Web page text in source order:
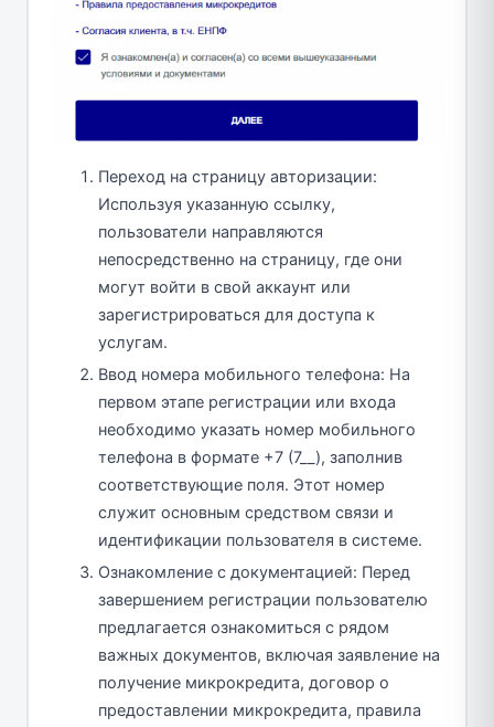
Переход на страницу авторизации:
Используя указанную ссылку,
пользователи направляются
непосредственно на страницу, где они
могут войти в свой аккаунт или
зарегистрироваться для доступа к
услугам.
Ввод номера мобильного телефона: На
первом этапе регистрации или входа
необходимо указать номер мобильного
телефона в формате +7 (7__), заполнив
соответствующие поля. Этот номер
служит основным средством связи и
идентификации пользователя в системе.
Ознакомление с документацией: Перед
завершением регистрации пользователю
предлагается ознакомиться с рядом
важных документов, включая заявление на
получение микрокредита, договор о
предоставлении микрокредита, правила